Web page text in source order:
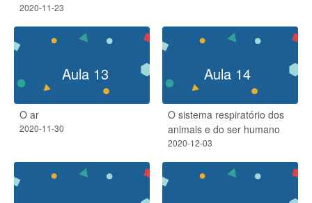
2020-11-23
Aula 13
O ar
2020-11-30
Aula 14
O sistema respiratório dos
animais e do ser humano
2020-12-03